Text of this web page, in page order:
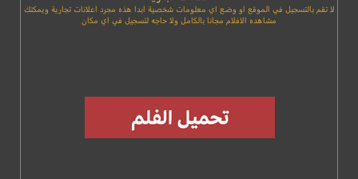
لا تقم بالتسجيل في الموقع او وضع اي معلومات شخصية ابدا هذه مجرد اعلانات تجارية ويمكنك
مشاهده الافلام مجانا بالكامل ولا حاجه لتسجيل في اي مكان